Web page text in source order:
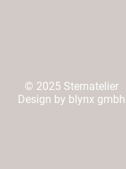
© 2025 Sternatelier
Design by blynx gmbh